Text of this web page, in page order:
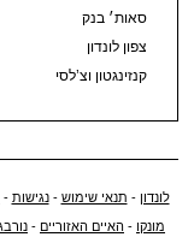
סאות׳ בנק
צפון לונדון
קנזינגטון וצ’לסי
לונדון - תנאי שימוש -נגישות -
מונקו - האיים האזוריים -